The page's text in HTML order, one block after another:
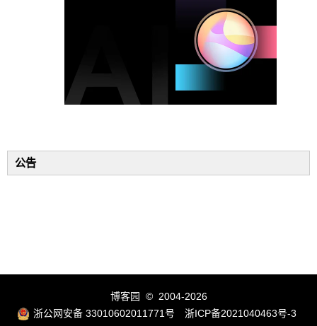
公告
博客园
© 2004-2026
浙公网安备 33010602011771号
浙ICP备2021040463号-3